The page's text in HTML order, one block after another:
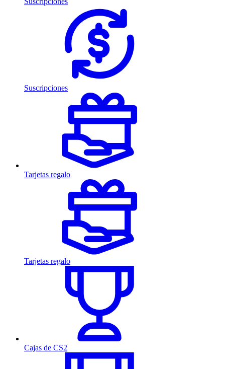
Suscripciones
Tarjetas regalo
Tarjetas regalo
Cajas de CS2